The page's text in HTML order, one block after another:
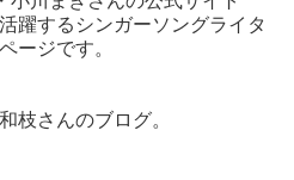
躍するシンガーソングライタ
ージです。
枝さんのブログ。